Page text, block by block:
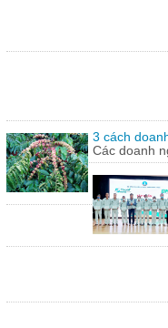
3 cách
Các doanh